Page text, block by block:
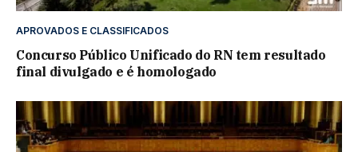
APROVADOS E CLASSIFICADOS
Concurso Público Unificado do RN tem resultado
final divulgado e é homologado